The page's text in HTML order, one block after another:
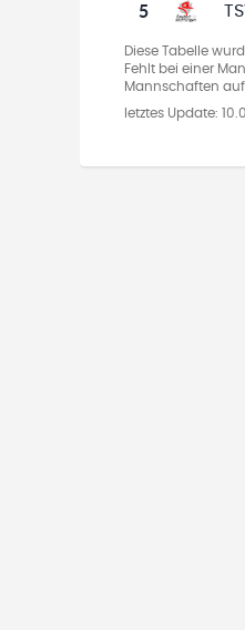
5
Diese Tabelle
Fehlt bei einer
Mannschaften
letztes Update: